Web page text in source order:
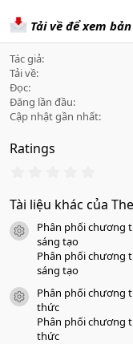
Tải về để xem
Tác giả
Tải về
Đọc
Đăng lần đầu
Cập nhật gần nhất
Ratings
0
0
a
Tài liệu khác của
icon tài liệu
Phân phối chương
sáng tạo
Phân phối chương
sáng tạo
icon tài liệu
Phân phối chương
thức
Phân phối chương
thức